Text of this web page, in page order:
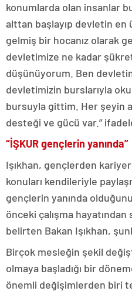
konumlarda olan insanlar
alttan başlayıp devletin
gelmiş bir hocanız olarak
devletimize ne kadar
düşünüyorum. Ben
devletimizin burslarıyla
bursuyla gittim. Her şeyin
desteği ve gücü var.”
“İŞKUR gençlerin yanında”
Işıkhan, gençlerden kariyer
konuları kendileriyle
gençlerin yanında
önceki çalışma
belirten Bakan Işıkhan,
Birçok mesleğin şekil
olmaya başladığı bir
önemli değişimlerden biri